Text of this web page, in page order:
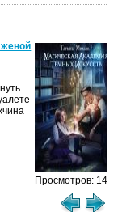
Просмотров: 1460